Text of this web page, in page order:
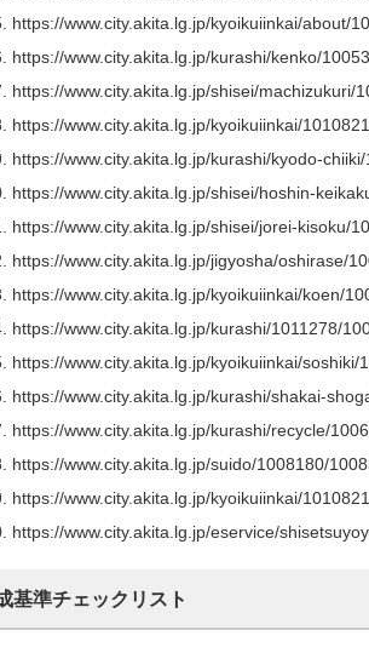
https://www.city.akita.lg.jp/kyoikuiinkai/about/
https://www.city.akita.lg.jp/kurashi/kenko/
https://www.city.akita.lg.jp/shisei/machizukuri/
https://www.city.akita.lg.jp/kyoikuiinkai/
https://www.city.akita.lg.jp/kurashi/kyodo-
https://www.city.akita.lg.jp/shisei/hoshin-
https://www.city.akita.lg.jp/shisei/jorei-kisoku/
https://www.city.akita.lg.jp/jigyosha/oshirase/
https://www.city.akita.lg.jp/kyoikuiinkai/koen/
https://www.city.akita.lg.jp/kurashi/1011278/
https://www.city.akita.lg.jp/kyoikuiinkai/soshiki/
https://www.city.akita.lg.jp/kurashi/shakai-
https://www.city.akita.lg.jp/kurashi/recycle/
https://www.city.akita.lg.jp/suido/1008180/
https://www.city.akita.lg.jp/kyoikuiinkai/
https://www.city.akita.lg.jp/eservice/
基準チェックリスト